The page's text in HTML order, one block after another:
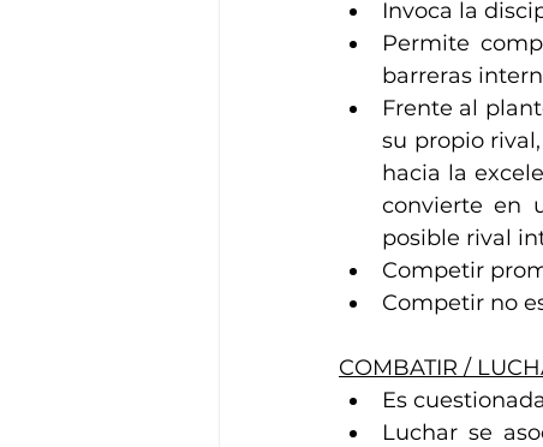
Invoca la
Permite
barreras
Frente al
su propio
hacia la
convierte en
posible rival
Competir
Competir no
COMBATIR /
Es
Luchar se